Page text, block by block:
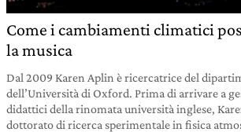
Come i cambiamenti climatici
la musica
Dal 2009 Karen Aplin è ricercatrice del
dell’Università di Oxford. Prima di arrivare a
didattici della rinomata università inglese,
dottorato di ricerca sperimentale in fisica